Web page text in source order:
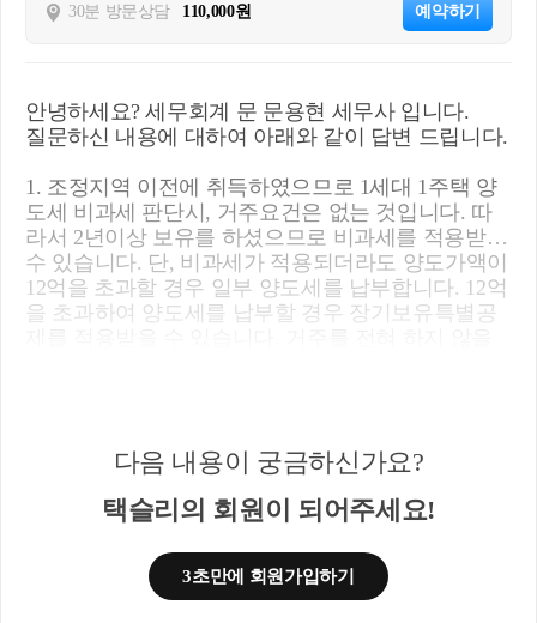
30분 방문상담 110,000원 예약하기
안녕하세요? 세무회계 문 문용현 세무사 입니다.
질문하신 내용에 대하여 아래와 같이 답변 드립니다.
1. 조정지역 이전에 취득하였으므로 1세대 1주택 양
도세 비과세 판단시, 거주요건은 없는 것입니다. 따
라서 2년이상 보유를 하셨으므로 비과세를 적용받을
수 있습니다. 단, 비과세가 적용되더라도 양도가액이
12억을 초과할 경우 일부 양도세를 납부합니다. 12억
을 초과하여 양도세를 납부할 경우 장기보유특별공
종전주택을 양도하면 일시적 2주택 양도세 비과세를
과 동일합니다.
3. 이미 1세대 1주택 비과세 판단시 거주요건이 없는
것이므로 상생임대주택과는 관련이 없습니다. 주택
다음 내용이 궁금하신가요?
택슬리의 회원이 되어주세요!
3초만에 회원가입하기